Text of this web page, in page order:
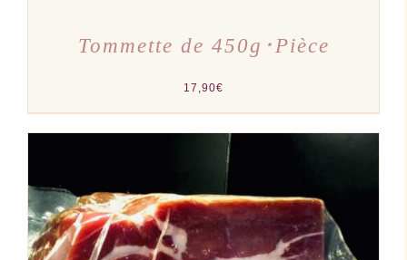
Tommette de 450g･Pièce
17,90€